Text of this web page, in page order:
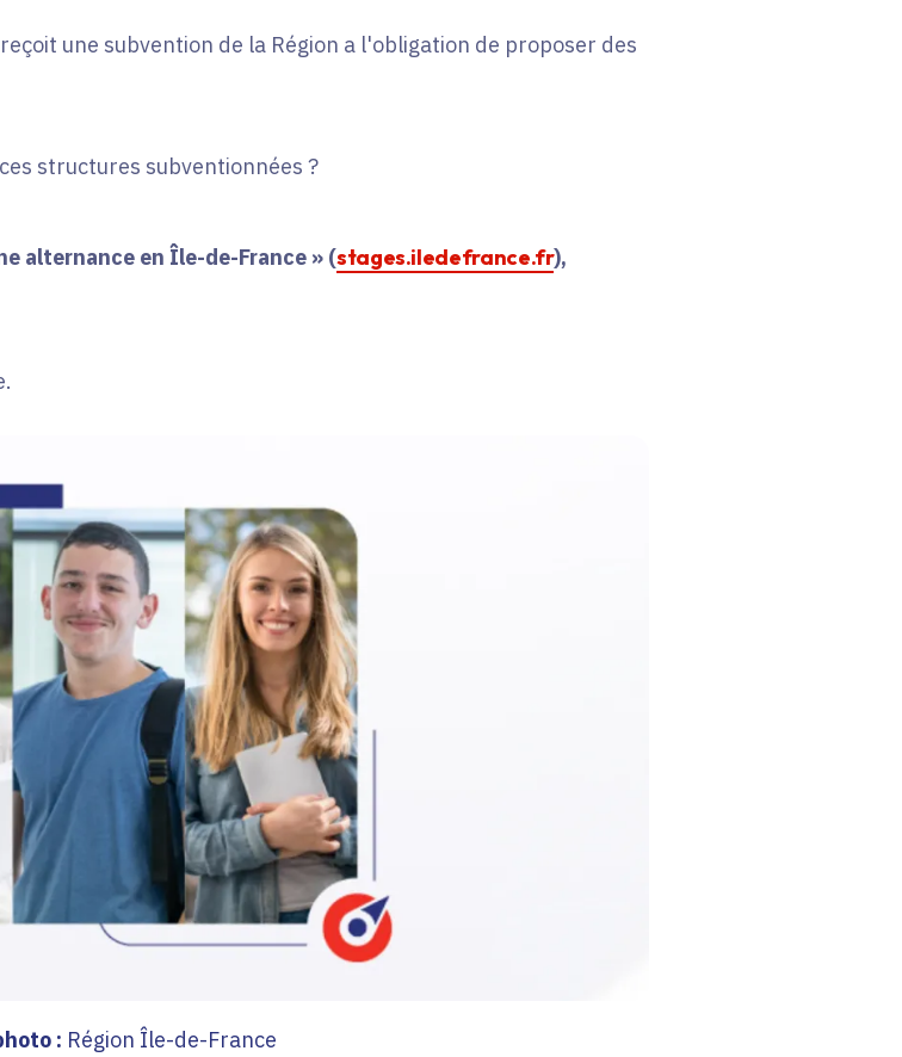
une subvention de la Région a l'obligation de proposer des
structures subventionnées ?
alternance en Île-de-France » (stages.iledefrance.fr),
: Région Île-de-France